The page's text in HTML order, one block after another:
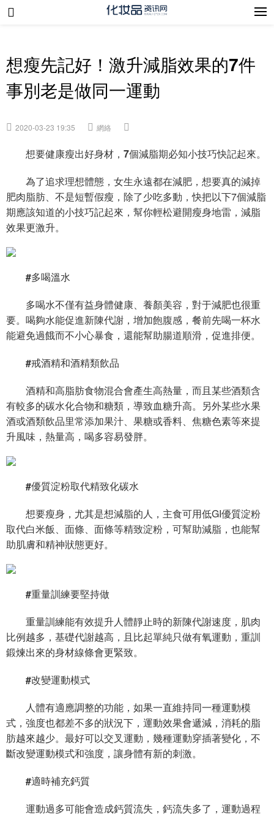
想瘦先記好！激升減脂效果的7件
事別老是做同一運動
2020-03-23 19:35 網絡
想要健康瘦出好身材，7個減脂期必知小技巧快記起來。
為了追求理想體態，女生永遠都在減肥，想要真的減掉
肥肉脂肪、不是短暫假瘦，除了少吃多動，快把以下7個減脂
期應該知道的小技巧記起來，幫你輕松避開瘦身地雷，減脂
效果更激升。
#多喝溫水
多喝水不僅有益身體健康、養顏美容，對于減肥也很重
要。喝夠水能促進新陳代謝，增加飽腹感，餐前先喝一杯水
能避免過餓而不小心暴食，還能幫助腸道順滑，促進排便。
#戒酒精和酒精類飲品
酒精和高脂肪食物混合會產生高熱量，而且某些酒類含
有較多的碳水化合物和糖類，導致血糖升高。另外某些水果
酒或酒類飲品里常添加果汁、果糖或香料、焦糖色素等來提
升風味，熱量高，喝多容易發胖。
#優質淀粉取代精致化碳水
想要瘦身，尤其是想減脂的人，主食可用低GI優質淀粉
取代白米飯、面條、面條等精致淀粉，可幫助減脂，也能幫
助肌膚和精神狀態更好。
#重量訓練要堅持做
重量訓練能有效提升人體靜止時的新陳代謝速度，肌肉
比例越多，基礎代謝越高，且比起單純只做有氧運動，重訓
鍛煉出來的身材線條會更緊致。
#改變運動模式
人體有適應調整的功能，如果一直維持同一種運動模
式，強度也都差不多的狀況下，運動效果會遞減，消耗的脂
肪越來越少。最好可以交叉運動，幾種運動穿插著變化，不
斷改變運動模式和強度，讓身體有新的刺激。
#適時補充鈣質
運動過多可能會造成鈣質流失，鈣流失多了，運動過程